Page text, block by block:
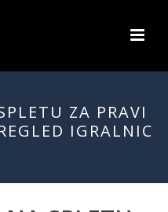
ZA PRAVI
IGRALNIC